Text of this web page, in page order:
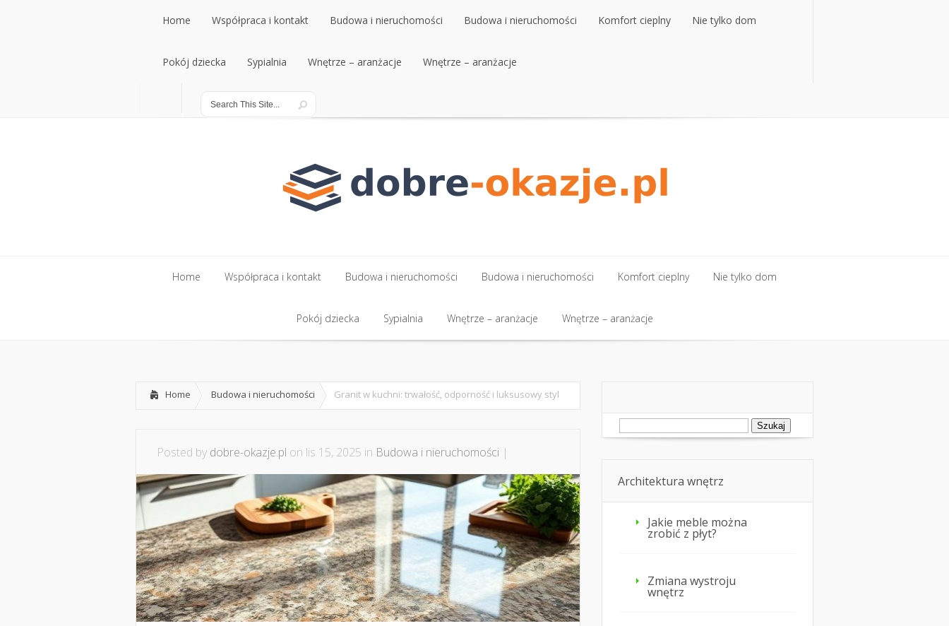
Home Współpraca i kontakt Budowa i nieruchomości Budowa i nieruchomości Komfort cieplny Nie tylko dom
Pokój dziecka Sypialnia Wnętrze – aranżacje Wnętrze – aranżacje
Home Współpraca i kontakt Budowa i nieruchomości Budowa i nieruchomości Komfort cieplny Nie tylko dom
Pokój dziecka Sypialnia Wnętrze – aranżacje Wnętrze – aranżacje
Home Budowa i nieruchomości Granit w kuchni: trwałość, odporność i luksusowy styl
Posted by dobre-okazje.pl on lis 15, 2025 in Budowa i nieruchomości |
Szukaj:
Architektura wnętrz
Jakie meble można
zrobić z płyt?
Zmiana wystroju
wnętrz